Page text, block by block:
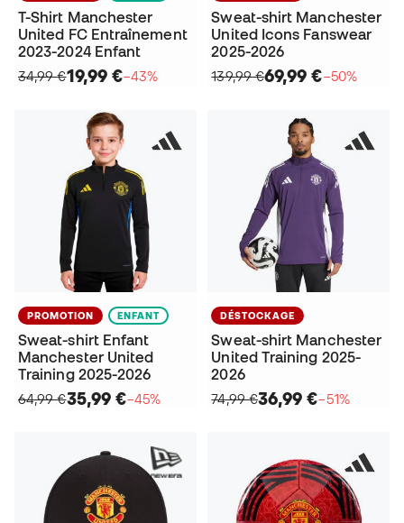
T-Shirt Manchester
United FC Entraînement
2023-2024 Enfant
34,99 €19,99 €−43%
Sweat-shirt Manchester
United Icons Fanswear
2025-2026
139,99 €69,99 €−50%
PROMOTION ENFANT
Sweat-shirt Enfant
Manchester United
Training 2025-2026
64,99 €35,99 €−45%
DÉSTOCKAGE
Sweat-shirt Manchester
United Training 2025-
2026
74,99 €36,99 €−51%